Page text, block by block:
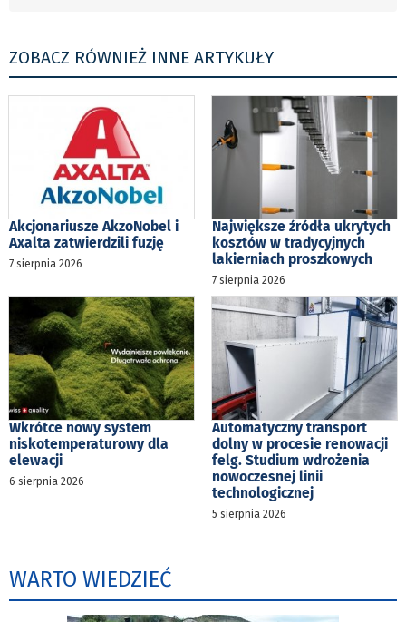
ZOBACZ RÓWNIEŻ INNE ARTYKUŁY
Akcjonariusze AkzoNobel i
Axalta zatwierdzili fuzję
7 sierpnia 2026
Największe źródła ukrytych
kosztów w tradycyjnych
lakierniach proszkowych
7 sierpnia 2026
Wkrótce nowy system
niskotemperaturowy dla
elewacji
6 sierpnia 2026
Automatyczny transport
dolny w procesie renowacji
felg. Studium wdrożenia
nowoczesnej linii
technologicznej
5 sierpnia 2026
WARTO WIEDZIEĆ